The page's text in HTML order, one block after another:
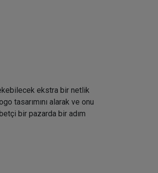
ekstra bir netlik
tasarımını alarak ve onu
bir pazarda bir adım